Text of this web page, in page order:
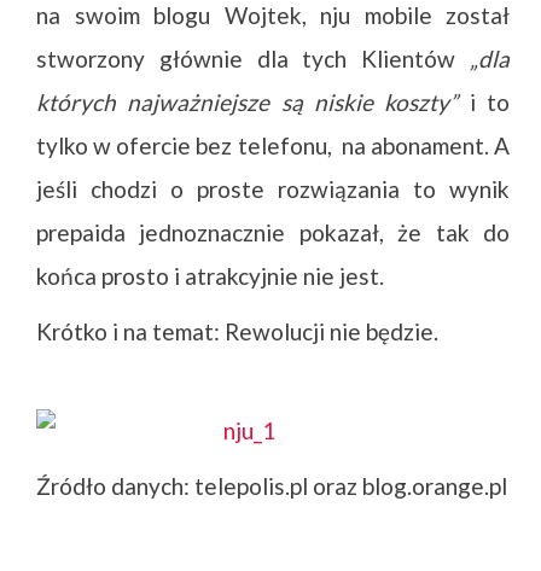
na swoim blogu Wojtek, nju mobile został
stworzony głównie dla tych Klientów „dla
których najważniejsze są niskie koszty”i to
tylko w ofercie bez telefonu, na abonament. A
jeśli chodzi o proste rozwiązania to wynik
prepaida jednoznacznie pokazał, że tak do
końca prosto i atrakcyjnie nie jest.
Krótko i na temat: Rewolucji nie będzie.
Źródło danych: telepolis.pl oraz blog.orange.pl